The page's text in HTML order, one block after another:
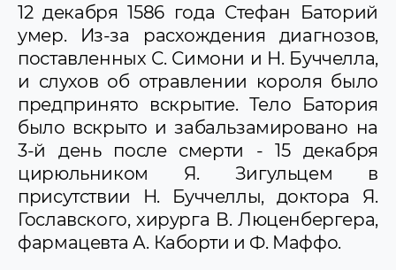
12 декабря 1586 года Стефан Баторий
умер. Из-за расхождения диагнозов,
поставленных С. Симони и Н. Буччелла,
и слухов об отравлении короля было
предпринято вскрытие. Тело Батория
было вскрыто и забальзамировано на
3-й день после смерти - 15 декабря
цирюльником Я. Зигульцем в
присутствии Н. Буччеллы, доктора Я.
Гославского, хирурга В. Люценбергера,
фармацевта А. Каборти и Ф. Маффо.